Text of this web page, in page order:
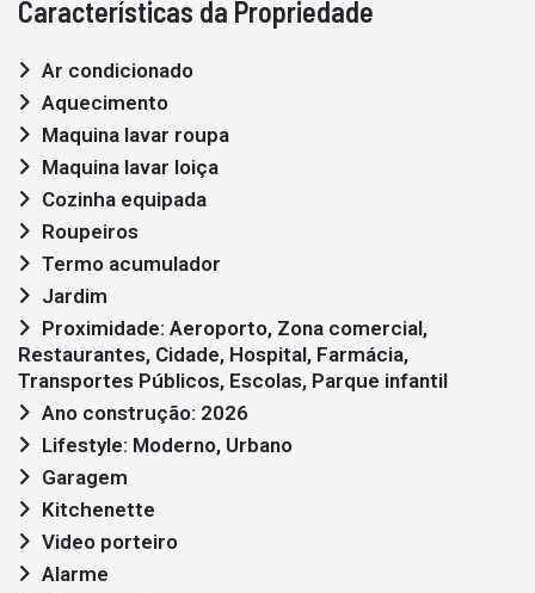
Características da Propriedade
Ar condicionado
Aquecimento
Maquina lavar roupa
Maquina lavar loiça
Cozinha equipada
Roupeiros
Termo acumulador
Jardim
Restaurantes, Cidade, Hospital, Farmácia,
Transportes Públicos, Escolas, Parque infantil
Ano construção: 2026
Lifestyle: Moderno, Urbano
Garagem
Kitchenette
Video porteiro
Alarme